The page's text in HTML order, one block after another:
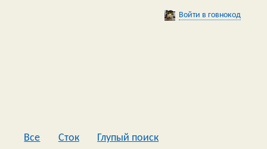
Войти в говнокод
Все Сток
Глупый поиск